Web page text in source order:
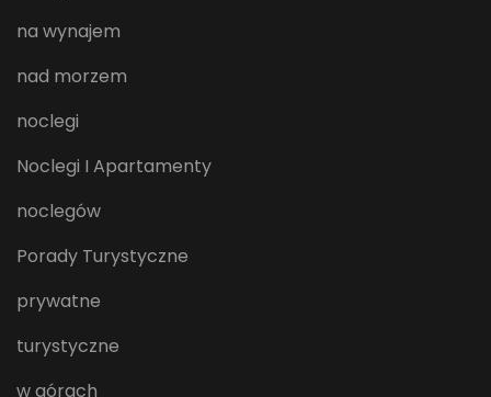
na wynajem
nad morzem
noclegi
Noclegi I Apartamenty
noclegów
Porady Turystyczne
prywatne
turystyczne
w górach